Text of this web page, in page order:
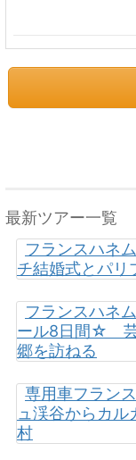
最新ツアー一覧
フランスハネ
チ結婚式とパリ
フランスハネ
ール8日間☆ 芸
郷を訪ねる
専用車フラン
ュ渓谷からカ
村